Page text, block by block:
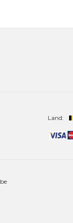
Land: